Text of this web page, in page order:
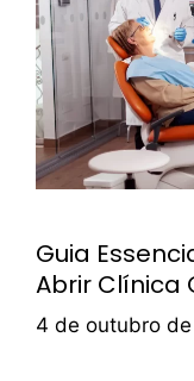
Guia
Abrir Clínica
4 de outubro